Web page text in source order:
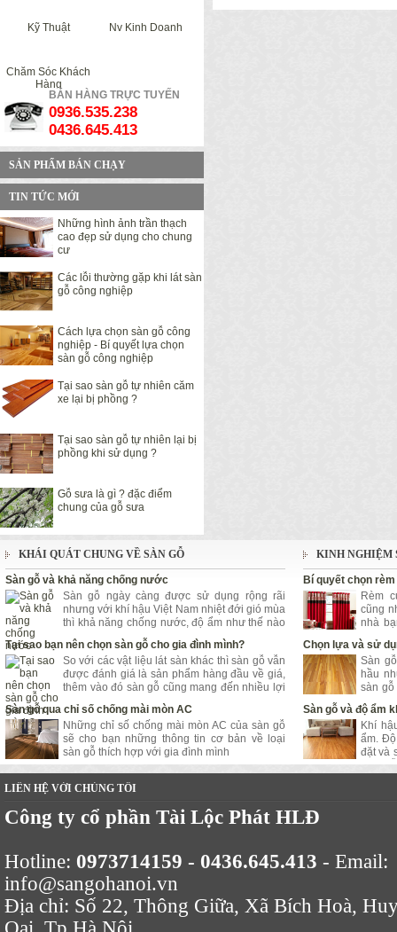
Kỹ Thuật Nv Kinh Doanh
Chăm Sóc Khách
Hàng
BÁN HÀNG TRỰC TUYẾN
0936.535.238
0436.645.413
SẢN PHẨM BÁN CHẠY
TIN TỨC MỚI
Những hình ảnh trần thạch
cao đẹp sử dụng cho chung
cư
Các lỗi thường gặp khi lát sàn
gỗ công nghiệp
Cách lựa chọn sàn gỗ công
nghiệp - Bí quyết lựa chọn
sàn gỗ công nghiệp
Tại sao sàn gỗ tự nhiên căm
xe lại bị phồng ?
Tại sao sàn gỗ tự nhiên lại bị
phồng khi sử dụng ?
Gỗ sưa là gì ? đặc điểm
chung của gỗ sưa
KHÁI QUÁT CHUNG VỀ SÀN GỖ
Sàn gỗ và khả năng chống nước
Sàn gỗ ngày càng được sử dụng rộng rãi
nhưng với khí hậu Việt Nam nhiệt đới gió mùa
thì khả năng chống nước, độ ẩm như thế nào
lại là vấn đề được quan tâm hàng đầu.
Tại sao bạn nên chọn sàn gỗ cho gia đình mình?
So với các vật liệu lát sàn khác thì sàn gỗ vẫn
được đánh giá là sản phẩm hàng đầu về giá,
thêm vào đó sàn gỗ cũng mang đến nhiều lợi
ích bất ngờ cho người sử dụng
Sàn gỗ qua chỉ số chống mài mòn AC
Những chỉ số chống mài mòn AC của sàn gỗ
sẽ cho bạn những thông tin cơ bản về loại
sàn gỗ thích hợp với gia đình mình
KINH NGHIỆM
Bí quyết chọn
Rèm
cũng
nhà
bạn
hề dễ
Chọn lựa và sử
Sàn
hầu
sàn
tốt, và
cùng
Sàn gỗ và độ ẩm
Khí
ẩm.
đặt và
Sàn
LIÊN HỆ VỚI CHÚNG TÔI
Công ty cổ phần Tài Lộc Phát HLĐ
Hotline: 0973714159 - 0436.645.413 - Email:
info@sangohanoi.vn
Địa chỉ: Số 22, Thông Giữa, Xã Bích Hoà,